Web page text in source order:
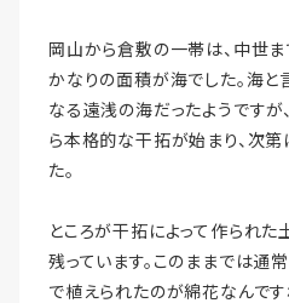
岡山から倉敷の一帯は、中世ま
かなりの面積が海でした。海と
なる遠浅の海だったようです
ら本格的な干拓が始まり、次
た。
ところが干拓によって作られ
残っています。このままでは通
で植えられたのが綿花なんで